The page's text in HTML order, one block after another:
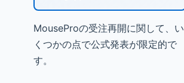
MouseProの受注再開に関して、い
くつかの点で公式発表が限定的で
す。